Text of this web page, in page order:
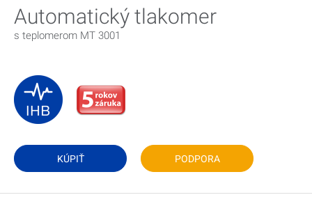
Automatický tlakomer
s teplomerom MT 3001
KÚPIŤ PODPORA